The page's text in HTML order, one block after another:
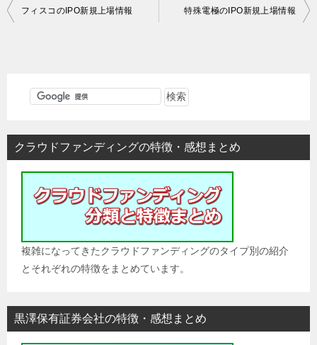
投
シ
フィスコのIPO新規上場情報 特殊電極のIPO新規上場情報
クラウドファンディングの特徴・感想まとめ
複雑になってきたクラウドファンディングのタイプ別の紹介
とそれぞれの特徴をまとめています。
黒澤保有証券会社の特徴・感想まとめ